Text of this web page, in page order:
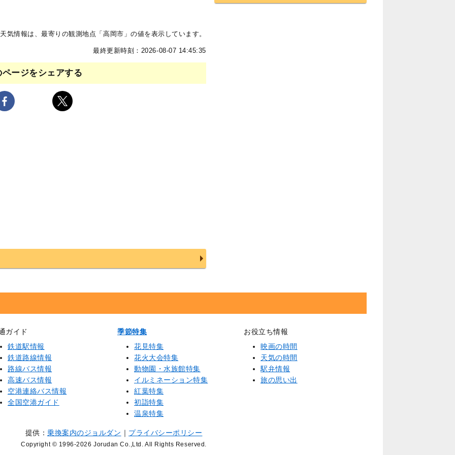
気情報は、最寄りの観測地点「高岡市」の値を表示しています。
最終更新時刻：2026-08-07 14:45:35
ページをシェアする
ガイド
鉄道駅情報
鉄道路線情報
路線バス情報
高速バス情報
空港連絡バス情報
全国空港ガイド
季節特集
花見特集
花火大会特集
動物園・水族館特集
イルミネーション特集
紅葉特集
初詣特集
温泉特集
お役立ち情報
映画の時間
天気の時間
駅弁情報
旅の思い出
提供：乗換案内のジョルダン ｜ プライバシーポリシー
Copyright © 1996-2026 Jorudan Co.,Ltd. All Rights Reserved.